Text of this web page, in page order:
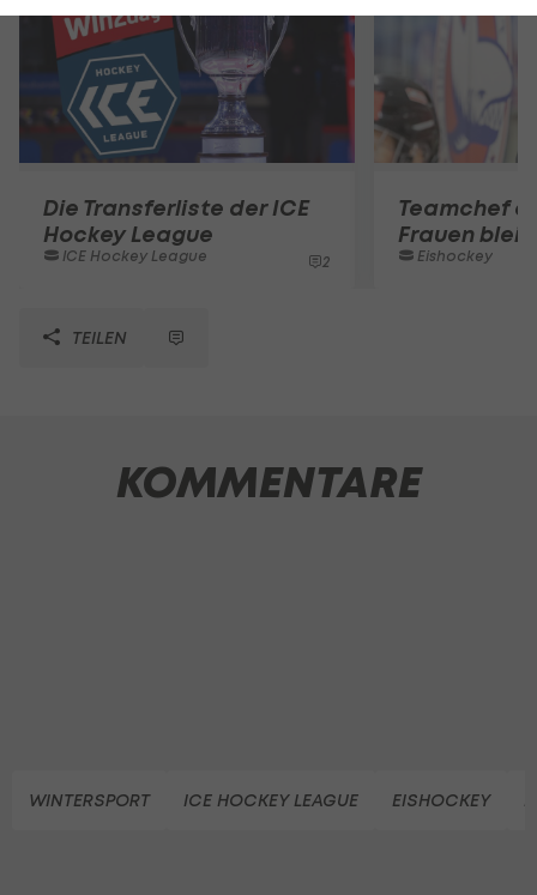
Die Transferliste der ICE
Hockey League
ICE Hockey League 2
Teamchef
Frauen
Eishockey
TEILEN
KOMMENTARE
WINTERSPORT ICE HOCKEY LEAGUE EISHOCKEY